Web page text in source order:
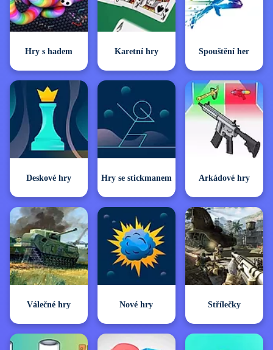
Hry s hadem Karetní hry Spouštění her
Deskové hry Hry se stickmanem Arkádové hry
Válečné hry Nové hry Střílečky